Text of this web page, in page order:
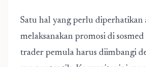
Satu hal yang perlu diperhatikan
melaksanakan promosi di
trader pemula harus diimbangi